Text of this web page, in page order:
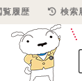
覧履歴 検索